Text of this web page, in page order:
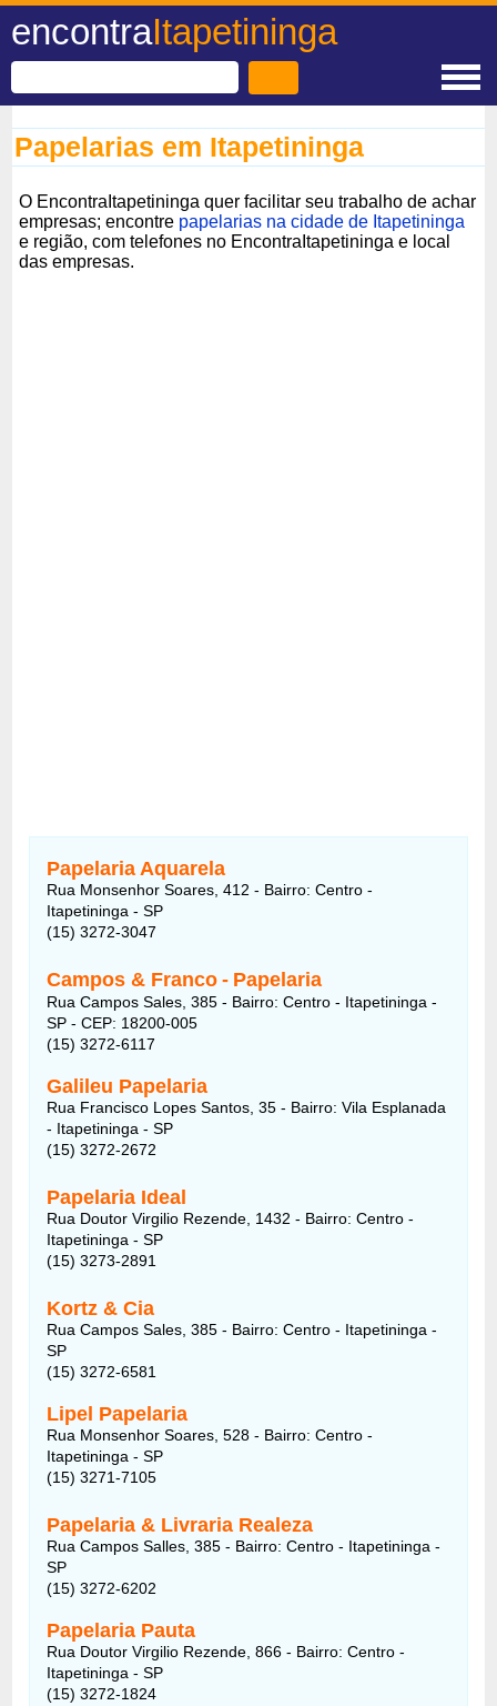
encontraItapetininga
Papelarias em Itapetininga
O EncontraItapetininga quer facilitar seu trabalho de achar
empresas; encontre papelarias na cidade de Itapetininga
e região, com telefones no EncontraItapetininga e local
das empresas.
Papelaria Aquarela
Rua Monsenhor Soares, 412 - Bairro: Centro -
Itapetininga - SP
(15) 3272-3047
Campos & Franco - Papelaria
Rua Campos Sales, 385 - Bairro: Centro - Itapetininga -
SP - CEP: 18200-005
(15) 3272-6117
Galileu Papelaria
Rua Francisco Lopes Santos, 35 - Bairro: Vila Esplanada
- Itapetininga - SP
(15) 3272-2672
Papelaria Ideal
Rua Doutor Virgilio Rezende, 1432 - Bairro: Centro -
Itapetininga - SP
(15) 3273-2891
Kortz & Cia
Rua Campos Sales, 385 - Bairro: Centro - Itapetininga -
SP
(15) 3272-6581
Lipel Papelaria
Rua Monsenhor Soares, 528 - Bairro: Centro -
Itapetininga - SP
(15) 3271-7105
Papelaria & Livraria Realeza
Rua Campos Salles, 385 - Bairro: Centro - Itapetininga -
SP
(15) 3272-6202
Papelaria Pauta
Rua Doutor Virgilio Rezende, 866 - Bairro: Centro -
Itapetininga - SP
(15) 3272-1824